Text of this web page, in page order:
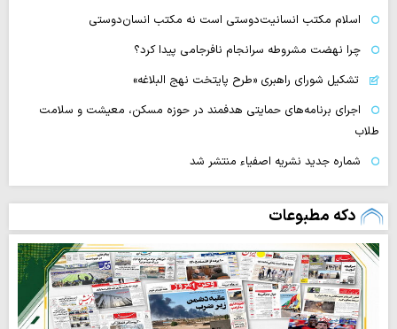
اسلام مکتب انسانیت‌دوستی است نه مکتب انسان‌دوستی
چرا نهضت مشروطه سرانجام نافرجامی پیدا کرد؟
تشکیل شورای راهبری «طرح پایتخت نهج البلاغه»
اجرای برنامه‌های حمایتی هدفمند در حوزه مسکن، معیشت و سلامت
طلاب
شماره جدید نشریه اصفیاء منتشر شد
دکه مطبوعات